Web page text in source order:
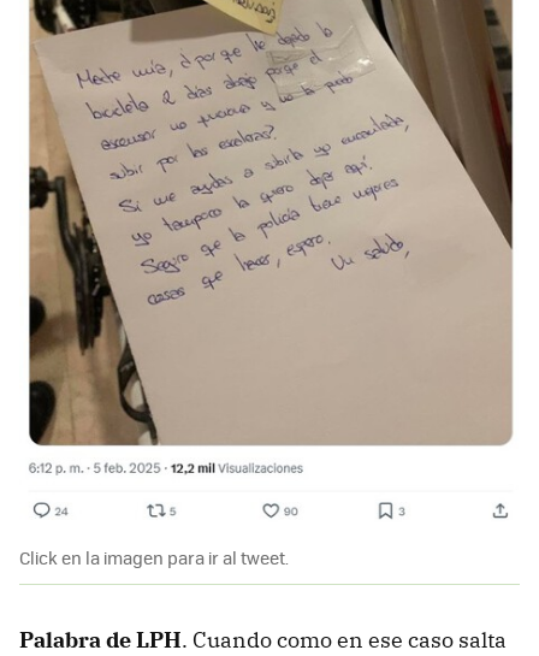
Click en la imagen para ir al tweet.
Palabra de LPH. Cuando como en ese caso salta